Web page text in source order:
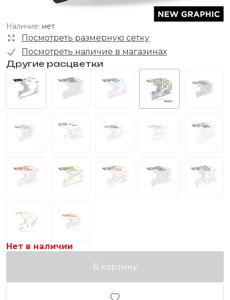
Наличие: нет
Посмотреть размерную сетку
Посмотреть наличие в магазинах
Другие расцветки
Нет в наличии
В корзину